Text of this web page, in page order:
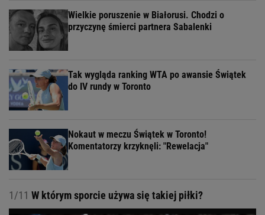
Wielkie poruszenie w Białorusi. Chodzi o
przyczynę śmierci partnera Sabalenki
Tak wygląda ranking WTA po awansie Świątek
do IV rundy w Toronto
Nokaut w meczu Świątek w Toronto!
Komentatorzy krzyknęli: "Rewelacja"
1/11 W którym sporcie używa się takiej piłki?